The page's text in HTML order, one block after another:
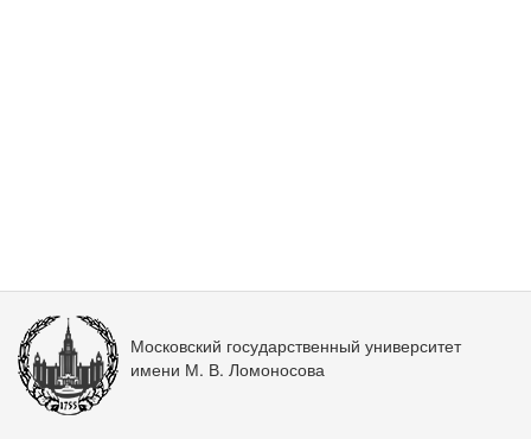
Московский государственный университет
имени М. В. Ломоносова